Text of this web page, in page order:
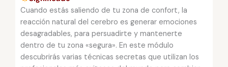
Cuando estás saliendo de tu zona de confort, la
reacción natural del cerebro es generar emociones
desagradables, para persuadirte y mantenerte
dentro de tu zona «segura». En este módulo
descubrirás varias técnicas secretas que utilizan los